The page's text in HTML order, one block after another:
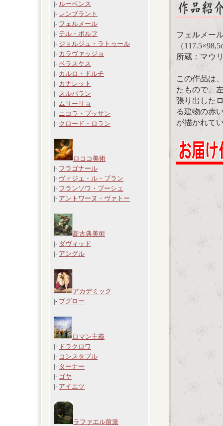
|- ルーベンス
|- レンブラント
|- フェルメール
|- テル・ボルフ
|- ジョルジュ・ラトゥール
|- カラヴァッジョ
|- ベラスケス
|- カルロ・ドルチ
|- カナレット
|- スルバラン
|- ムリーリョ
|- ニコラ・プッサン
|- クロード・ロラン
ロココ美術
|- フラゴナール
|- ヴィジェ・ル・ブラン
|- フランソワ・ブーシェ
|- アントワーヌ・ヴァトー
新古典美術
|- ダヴィッド
|- アングル
アカデミック
|- ブグロー
ロマン主義
|- ドラクロワ
|- コンスタブル
|- ターナー
|- ゴヤ
|- アイエツ
ラファエル前派
フェルメー
（
所蔵：マウ
この作品は
たもので、
張り出した
る建物の赤
が描かれて